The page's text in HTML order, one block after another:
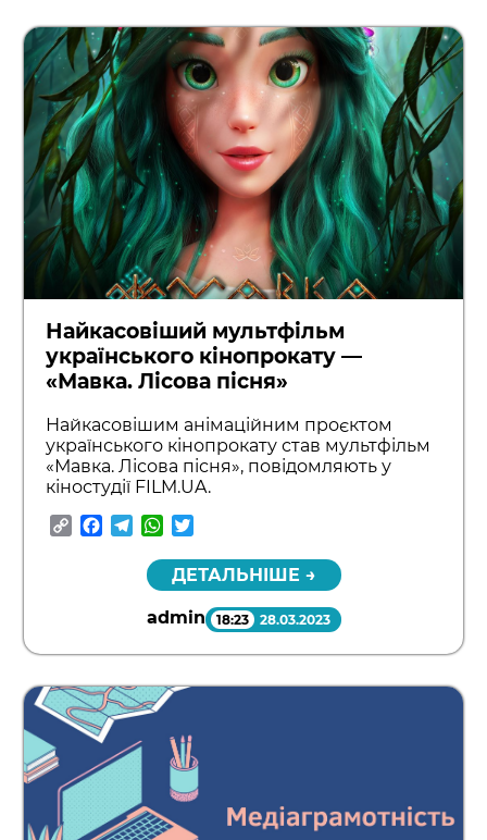
Найкасовіший мультфільм
українського кінопрокату —
«Мавка. Лісова пісня»
Найкасовішим анімаційним проєктом
українського кінопрокату став мультфільм
«Мавка. Лісова пісня», повідомляють у
кіностудії FILM.UA.
CopyFacebook
TelegramWhatsApp
ДЕТАЛЬНІШЕ →
admin 18:23 28.03.2023